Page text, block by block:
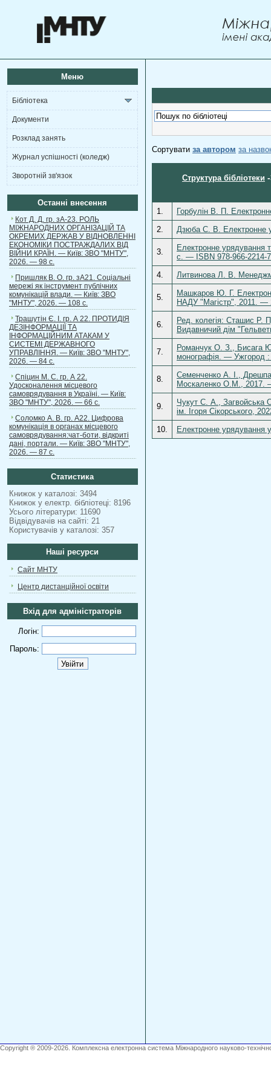
Меню
Бібліотека
Документи
Розклад занять
Журнал успішності (коледж)
Зворотній зв'язок
Останні внесення
Кот Д. Д. гр. зА-23. РОЛЬ
МІЖНАРОДНИХ ОРГАНІЗАЦІЙ ТА
ОКРЕМИХ ДЕРЖАВ У ВІДНОВЛЕННІ
ЕКОНОМІКИ ПОСТРАЖДАЛИХ ВІД
ВІЙНИ КРАЇН. — Київ: ЗВО "МНТУ",
2026. — 98 с.
Пришляк В. О. гр. зА21. Соціальні
мережі як інструмент публічних
комунікацій влади. — Київ: ЗВО
"МНТУ", 2026. — 108 с.
Трашутін Є. І. гр. А 22. ПРОТИДІЯ
ДЕЗІНФОРМАЦІЇ ТА
ІНФОРМАЦІЙНИМ АТАКАМ У
СИСТЕМІ ДЕРЖАВНОГО
УПРАВЛІННЯ. — Київ: ЗВО "МНТУ",
2026. — 84 с.
Спіцин М. С. гр. А 22.
Удосконалення місцевого
самоврядування в Україні. — Київ:
ЗВО "МНТУ", 2026. — 66 с.
Соломко А. В. гр. А22. Цифрова
комунікація в органах місцевого
самоврядування:чат-боти, відкриті
дані, портали. — Київ: ЗВО "МНТУ",
2026. — 87 с.
Статистика
Книжок у каталозі: 3494
Книжок у електр. бібліотеці: 8196
Усього літератури: 11690
Відвідувачів на сайті: 21
Користувачів у каталозі: 357
Наші ресурси
Сайт МНТУ
Центр дистанційної освіти
Вхід для адміністраторів
Логін:
Пароль:
Сортувати за автором за
Структура бібліотеки
1.
Горбулін В. П.
2.
Дзюба С. В. Електронне
3.
Електронне
c. — ISBN 978­-966­-2214­-
4.
Литвинова Л. В.
5.
Машкаров Ю. Г.
НАДУ "Магістр", 2011. —
6.
Ред. колегія: Сташис Р.
Видавничий дім
7.
Романчук О. З., Бисага
монографія. — Ужгород
8.
Семенченко А. І.,
Москаленко О.М., 2017.
9.
Чукут С. А., Загвойська
ім. Ігоря Сікорського,
10.
Електронне урядування
Copyright ® 2009-2026. Комплексна електронна система Міжнародного науково-